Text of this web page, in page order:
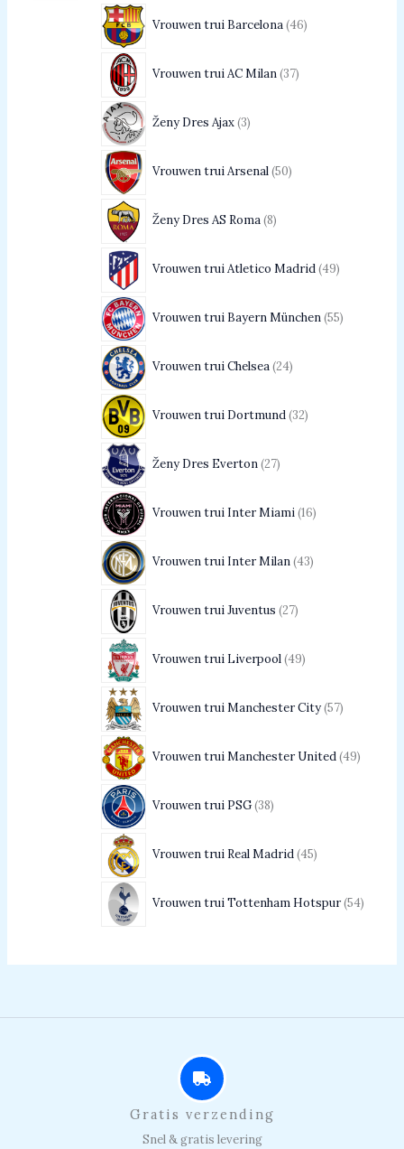
Vrouwen trui Barcelona 46
Vrouwen trui AC Milan 37
Ženy Dres Ajax 3
Vrouwen trui Arsenal 50
Ženy Dres AS Roma 8
Vrouwen trui Atletico Madrid 49
Vrouwen trui Bayern München 55
Vrouwen trui Chelsea 24
Vrouwen trui Dortmund 32
Ženy Dres Everton 27
Vrouwen trui Inter Miami 16
Vrouwen trui Inter Milan 43
Vrouwen trui Juventus 27
Vrouwen trui Liverpool 49
Vrouwen trui Manchester City 57
Vrouwen trui Manchester United 49
Vrouwen trui PSG 38
Vrouwen trui Real Madrid 45
Vrouwen trui Tottenham Hotspur 54
Gratis verzending
Snel & gratis levering